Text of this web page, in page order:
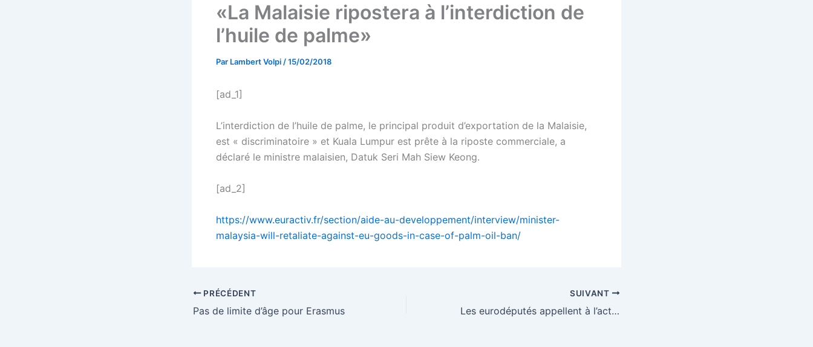
«La Malaisie ripostera à l’interdiction de
l’huile de palme»
Par Lambert Volpi /15/02/2018
[ad_1]
L’interdiction de l’huile de palme, le principal produit d’exportation de la Malaisie,
est « discriminatoire » et Kuala Lumpur est prête à la riposte commerciale, a
déclaré le ministre malaisien, Datuk Seri Mah Siew Keong.
[ad_2]
https://www.euractiv.fr/section/aide-au-developpement/interview/minister-
malaysia-will-retaliate-against-eu-goods-in-case-of-palm-oil-ban/
PRÉCÉDENT
Pas de limite d’âge pour Erasmus
SUIVANT
Les eurodéputés appellent à l’action pour les Rohingyas